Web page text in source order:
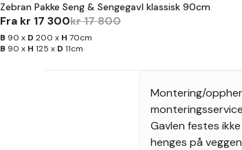
Zebran Pakke Seng & Sengegavl klassisk 90cm
Fra kr 17 300kr 17 800
B 90 x D 200 x H 70cm
B 90 x H 125 x D 11cm
Montering/
Gavlen festes
henges på